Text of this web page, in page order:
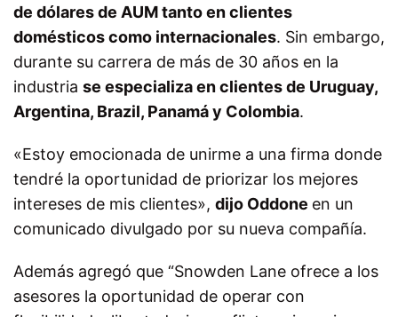
de dólares de AUM tanto en clientes
domésticos como internacionales. Sin embargo,
durante su carrera de más de 30 años en la
industria se especializa en clientes de Uruguay,
Argentina, Brazil, Panamá y Colombia.
«Estoy emocionada de unirme a una firma donde
tendré la oportunidad de priorizar los mejores
intereses de mis clientes», dijo Oddone en un
comunicado divulgado por su nueva compañía.
Además agregó que “Snowden Lane ofrece a los
asesores la oportunidad de operar con